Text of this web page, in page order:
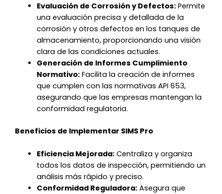
Evaluación de Corrosión y Defectos:Permite
una evaluación precisa y detallada de la
corrosión y otros defectos en los tanques de
almacenamiento, proporcionando una visión
clara de las condiciones actuales.
Generación de Informes Cumplimiento
Normativo:Facilita la creación de informes
que cumplen con las normativas API 653,
asegurando que las empresas mantengan la
conformidad regulatoria.
Beneficios de Implementar SIMS Pro
Eficiencia Mejorada:Centraliza y organiza
todos los datos de inspección, permitiendo un
análisis más rápido y preciso.
Conformidad Reguladora:Asegura que